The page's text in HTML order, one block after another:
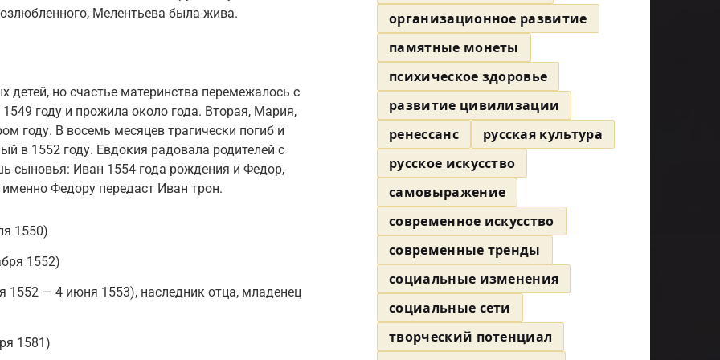
Мелентьева была жива.
но счастье материнства перемежалось с
году и прожила около года. Вторая, Мария,
году. В восемь месяцев трагически погиб и
в 1552 году. Евдокия радовала родителей с
сыновья: Иван 1554 года рождения и Федор,
Федору передаст Иван трон.
1550)
1552)
1552 — 4 июня 1553), наследник отца, младенец
1581)
организационное развитие
памятные монеты
психическое здоровье
развитие цивилизации
ренессанс
русская культура
русское искусство
самовыражение
современное искусство
современные тренды
социальные изменения
социальные сети
творческий потенциал